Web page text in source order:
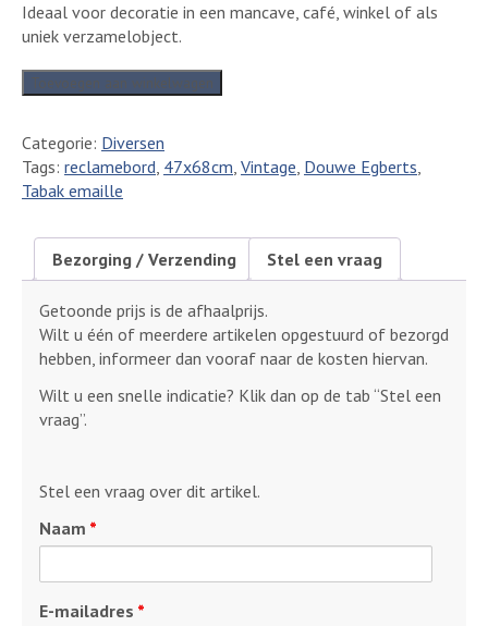
Ideaal voor decoratie in een mancave, café, winkel of als
uniek verzamelobject.
Vintage
Douwe
Tabak
emaille
reclamebord
aantal
Toevoegen aan winkelwagen
Categorie: Diversen
Tags: reclamebord, 47x68cm, Vintage, Douwe Egberts,
Tabak emaille
Bezorging / Verzending Stel een vraag
Getoonde prijs is de afhaalprijs.
Wilt u één of meerdere artikelen opgestuurd of bezorgd
hebben, informeer dan vooraf naar de kosten hiervan.
Wilt u een snelle indicatie? Klik dan op de tab “Stel een
vraag”.
Stel een vraag over dit artikel.
Naam *
E-mailadres *